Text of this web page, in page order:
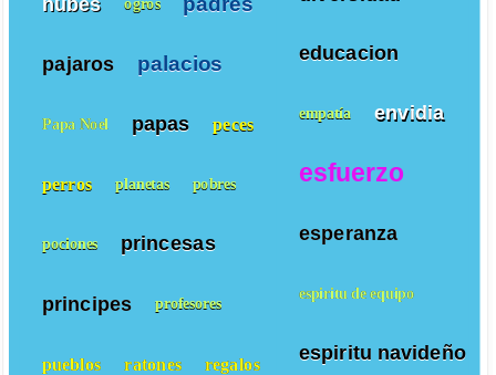
educacion
empatía envidia
esfuerzo
esperanza
espiritu de equipo
espiritu navideño
ogros
pajaros palacios
Papa Noel papas peces
perros planetas pobres
pociones princesas
principes profesores
pueblos ratones regalos